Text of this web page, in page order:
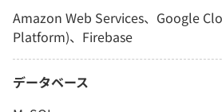
Amazon Web Services、Google
Platform)、Firebase
データベース